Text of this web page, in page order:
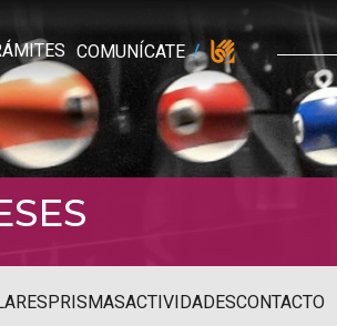
COMUNÍCATE
PRISMASACTIVIDADESCONTACTO